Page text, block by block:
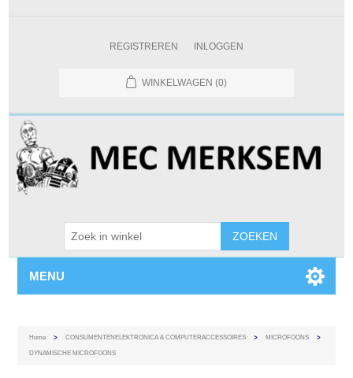
REGISTREREN INLOGGEN
WINKELWAGEN (0)
MENU
Home > CONSUMENTENELEKTRONICA & COMPUTERACCESSOIRES > MICROFOONS >
DYNAMISCHE MICROFOONS